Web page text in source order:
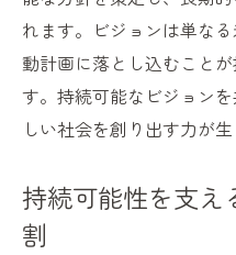
る方法で
誰でもできる環
持続可能なコミ
個人の行動が持
持続可能な未来
れます。ビジョンは単な
動計画に落とし込むこと
す。持続可能なビジョン
しい社会を創り出す力が生
持続可能性を支え
割